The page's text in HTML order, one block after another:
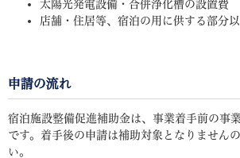
太陽光発電設備・合併浄化槽の設置費
店舗・住居等、宿泊の用に供する部分
申請の流れ
宿泊施設整備促進補助金は、事業着手前の事
です。着手後の申請は補助対象となりません
い。